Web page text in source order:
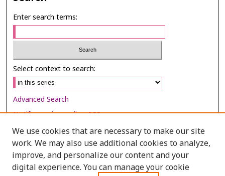
Enter search terms:
Select context to search:
Advanced Search
Notify me via email orRSS
Browse
Collections
Disciplines
We use cookies that are necessary to make our site
work. We may also use additional cookies to analyze,
improve, and personalize our content and your
digital experience. You can manage your cookie